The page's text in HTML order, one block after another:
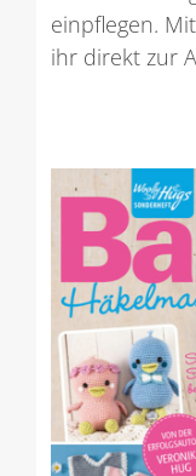
einpflegen.
ihr direkt zur